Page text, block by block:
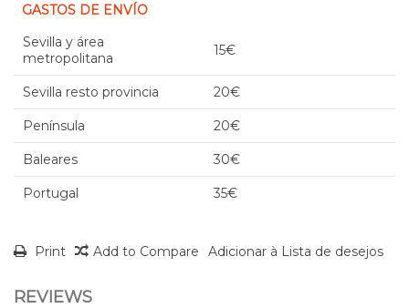
GASTOS DE ENVÍO
Sevilla y área
metropolitana
15€
Sevilla resto provincia 20€
Península 20€
Baleares 30€
Portugal 35€
Print Add to Compare Adicionar à Lista de desejos
REVIEWS